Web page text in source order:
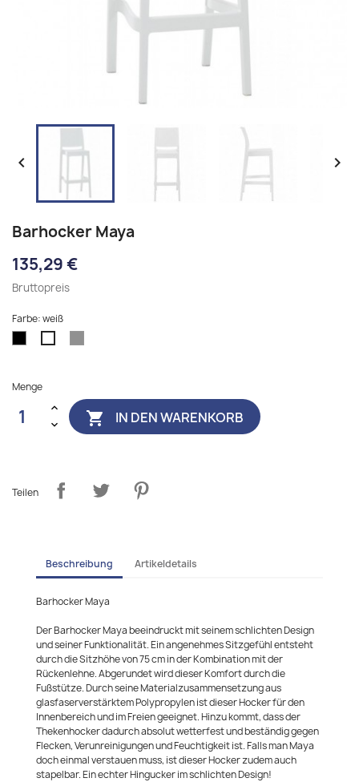
 
Barhocker Maya
135,29 €
Bruttopreis
Farbe: weiß
weiß
Menge
 IN DEN WARENKORB
Teilen
Beschreibung Artikeldetails
Barhocker Maya
Der Barhocker Maya beeindruckt mit seinem schlichten Design
und seiner Funktionalität. Ein angenehmes Sitzgefühl entsteht
durch die Sitzhöhe von 75 cm in der Kombination mit der
Rückenlehne. Abgerundet wird dieser Komfort durch die
Fußstütze. Durch seine Materialzusammensetzung aus
glasfaserverstärktem Polypropylen ist dieser Hocker für den
Innenbereich und im Freien geeignet. Hinzu kommt, dass der
Thekenhocker dadurch absolut wetterfest und beständig gegen
Flecken, Verunreinigungen und Feuchtigkeit ist. Falls man Maya
doch einmal verstauen muss, ist dieser Hocker zudem auch
stapelbar. Ein echter Hingucker im schlichten Design!